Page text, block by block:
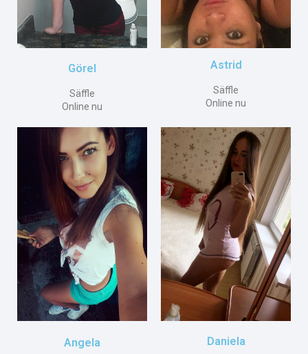
Görel
Säffle
Online nu
Astrid
Säffle
Online nu
Angela Daniela